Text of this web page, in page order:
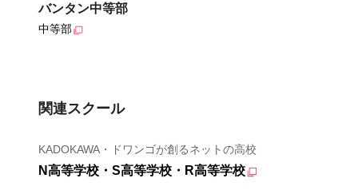
バンタン中等部
中等部
関連スクール
KADOKAWA・ドワンゴが創るネットの高校
N高等学校・S高等学校・R高等学校